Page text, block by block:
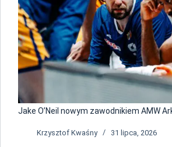
Jake O’Neil nowym zawodnikiem AMW
Krzysztof Kwaśny 31 lipca, 2026